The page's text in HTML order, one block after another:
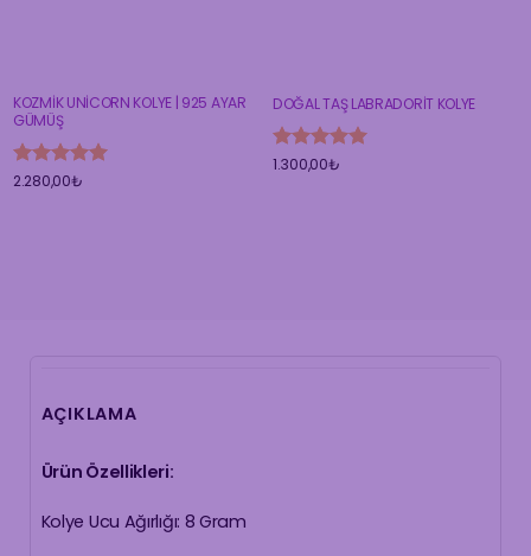
KOZMİK UNİCORN KOLYE | 925 AYAR
GÜMÜŞ
5 üzerinden
2.280,00₺
DOĞAL TAŞ LABRADORİT KOLYE
5 üzerinden
1.300,00₺
AÇIKLAMA
Ürün Özellikleri:
Kolye Ucu Ağırlığı: 8 Gram